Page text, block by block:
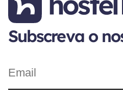
Subscreva o